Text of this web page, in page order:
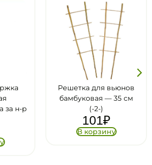
Решетка для вьюнов
бамбуковая — 35 см